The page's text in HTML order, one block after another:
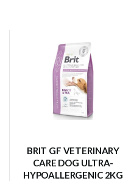
BRIT GF VETERINARY
CARE DOG ULTRA-
HYPOALLERGENIC 2KG